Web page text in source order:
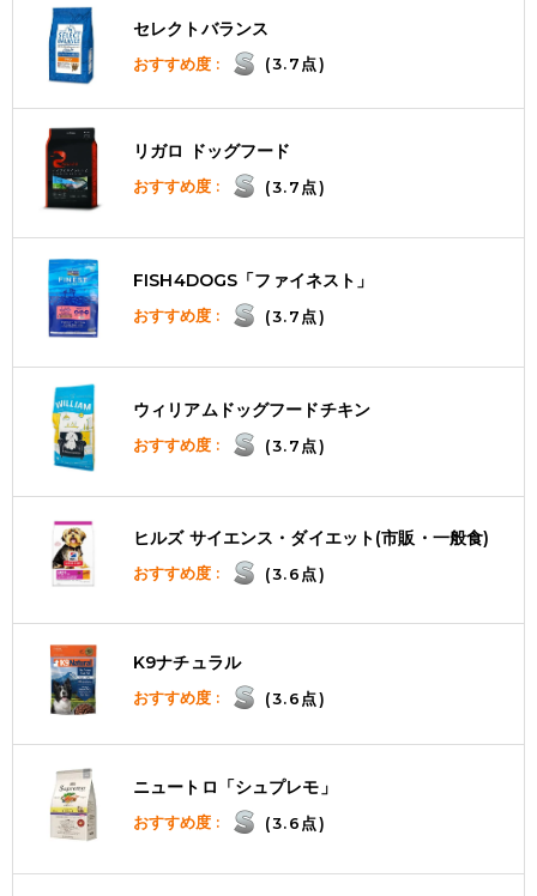
セレクトバランス
おすすめ度 : (3.7点)
リガロ ドッグフード
おすすめ度 : (3.7点)
FISH4DOGS「ファイネスト」
おすすめ度 : (3.7点)
ウィリアムドッグフードチキン
おすすめ度 : (3.7点)
ヒルズ サイエンス・ダイエット(市販・一般食)
おすすめ度 : (3.6点)
K9ナチュラル
おすすめ度 : (3.6点)
ニュートロ「シュプレモ」
おすすめ度 : (3.6点)